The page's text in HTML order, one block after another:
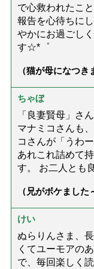
で心救われたこ
報告を心待ちに
やかにお過ごし
す☆*゜
（猫が母になつ
ちゃぼ
「良妻賢母」さ
マナミコさんも
コさんが「うわ
あれこれ詰めて
す。 お二人とも
（兄がボケました
達』が届きました
けい
ぬらりんさま、
くてユーモアの
で、毎回楽しく